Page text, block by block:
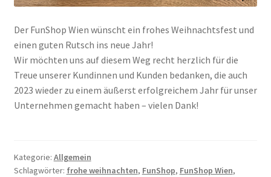
Der FunShop Wien wünscht ein frohes Weihnachtsfest und
einen guten Rutsch ins neue Jahr!
Wir möchten uns auf diesem Weg recht herzlich für die
Treue unserer Kundinnen und Kunden bedanken, die auch
2023 wieder zu einem äußerst erfolgreichem Jahr für unser
Unternehmen gemacht haben – vielen Dank!
Kategorie: Allgemein
Schlagwörter: frohe weihnachten, FunShop, FunShop Wien,